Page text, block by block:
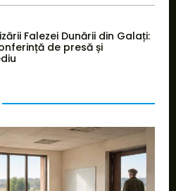
Falezei Dunării din Galați:
de presă și